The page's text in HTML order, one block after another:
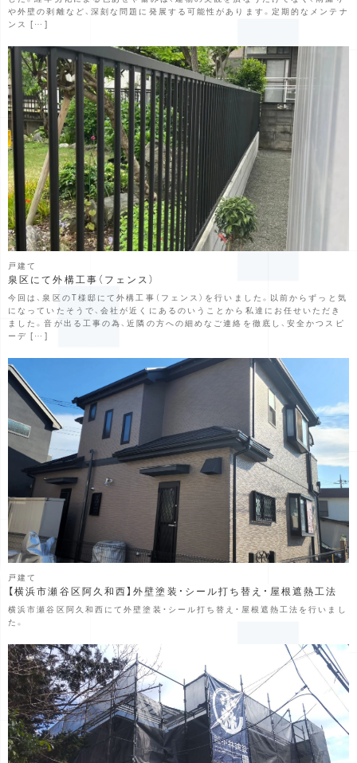
や外壁の剥離など、深刻な問題に発展する可能性があります。定期的なメンテナ
ンス […]
戸建て
泉区にて外構工事（フェンス）
今回は、泉区のT様邸にて外構工事（フェンス）を行いました。以前からずっと気
になっていたそうで、会社が近くにあるのいうことから私達にお任せいただき
ました。音が出る工事の為、近隣の方への細めなご連絡を徹底し、安全かつスピ
ーデ […]
戸建て
【横浜市瀬谷区阿久和西】外壁塗装・シール打ち替え・屋根遮熱工法
横浜市瀬谷区阿久和西にて外壁塗装・シール打ち替え・屋根遮熱工法を行いまし
た。